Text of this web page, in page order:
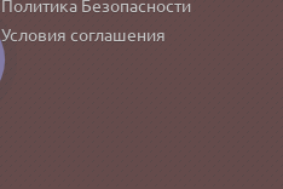
Политика Безопасности
Условия соглашения